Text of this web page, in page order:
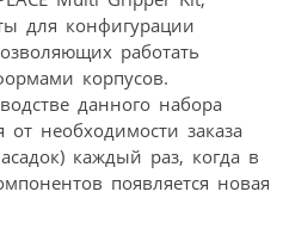
для конфигурации
работать
корпусов.
данного набора
от необходимости заказа
каждый раз, когда в
появляется новая